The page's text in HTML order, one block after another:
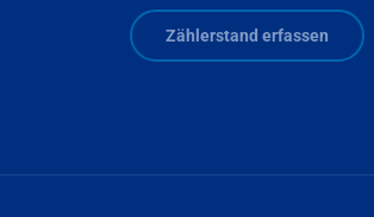
Zählerstand erfassen